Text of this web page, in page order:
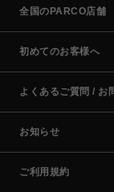
全国のPARCO店舗
初めてのお客様へ
よくあるご質問 / お
お知らせ
ご利用規約